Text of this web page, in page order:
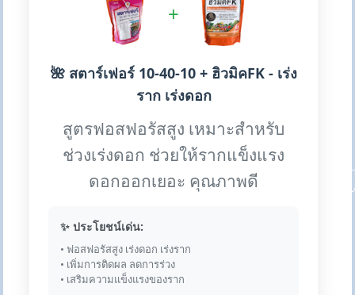
+
🌺 สตาร์เฟอร์ 10-40-10 + ฮิวมิคFK - เร่ง
ราก เร่งดอก
สูตรฟอสฟอรัสสูง เหมาะสำหรับ
ช่วงเร่งดอก ช่วยให้รากแข็งแรง
ดอกออกเยอะ คุณภาพดี
✨ ประโยชน์เด่น:
• ฟอสฟอรัสสูง เร่งดอก เร่งราก
• เพิ่มการติดผล ลดการร่วง
• เสริมความแข็งแรงของราก